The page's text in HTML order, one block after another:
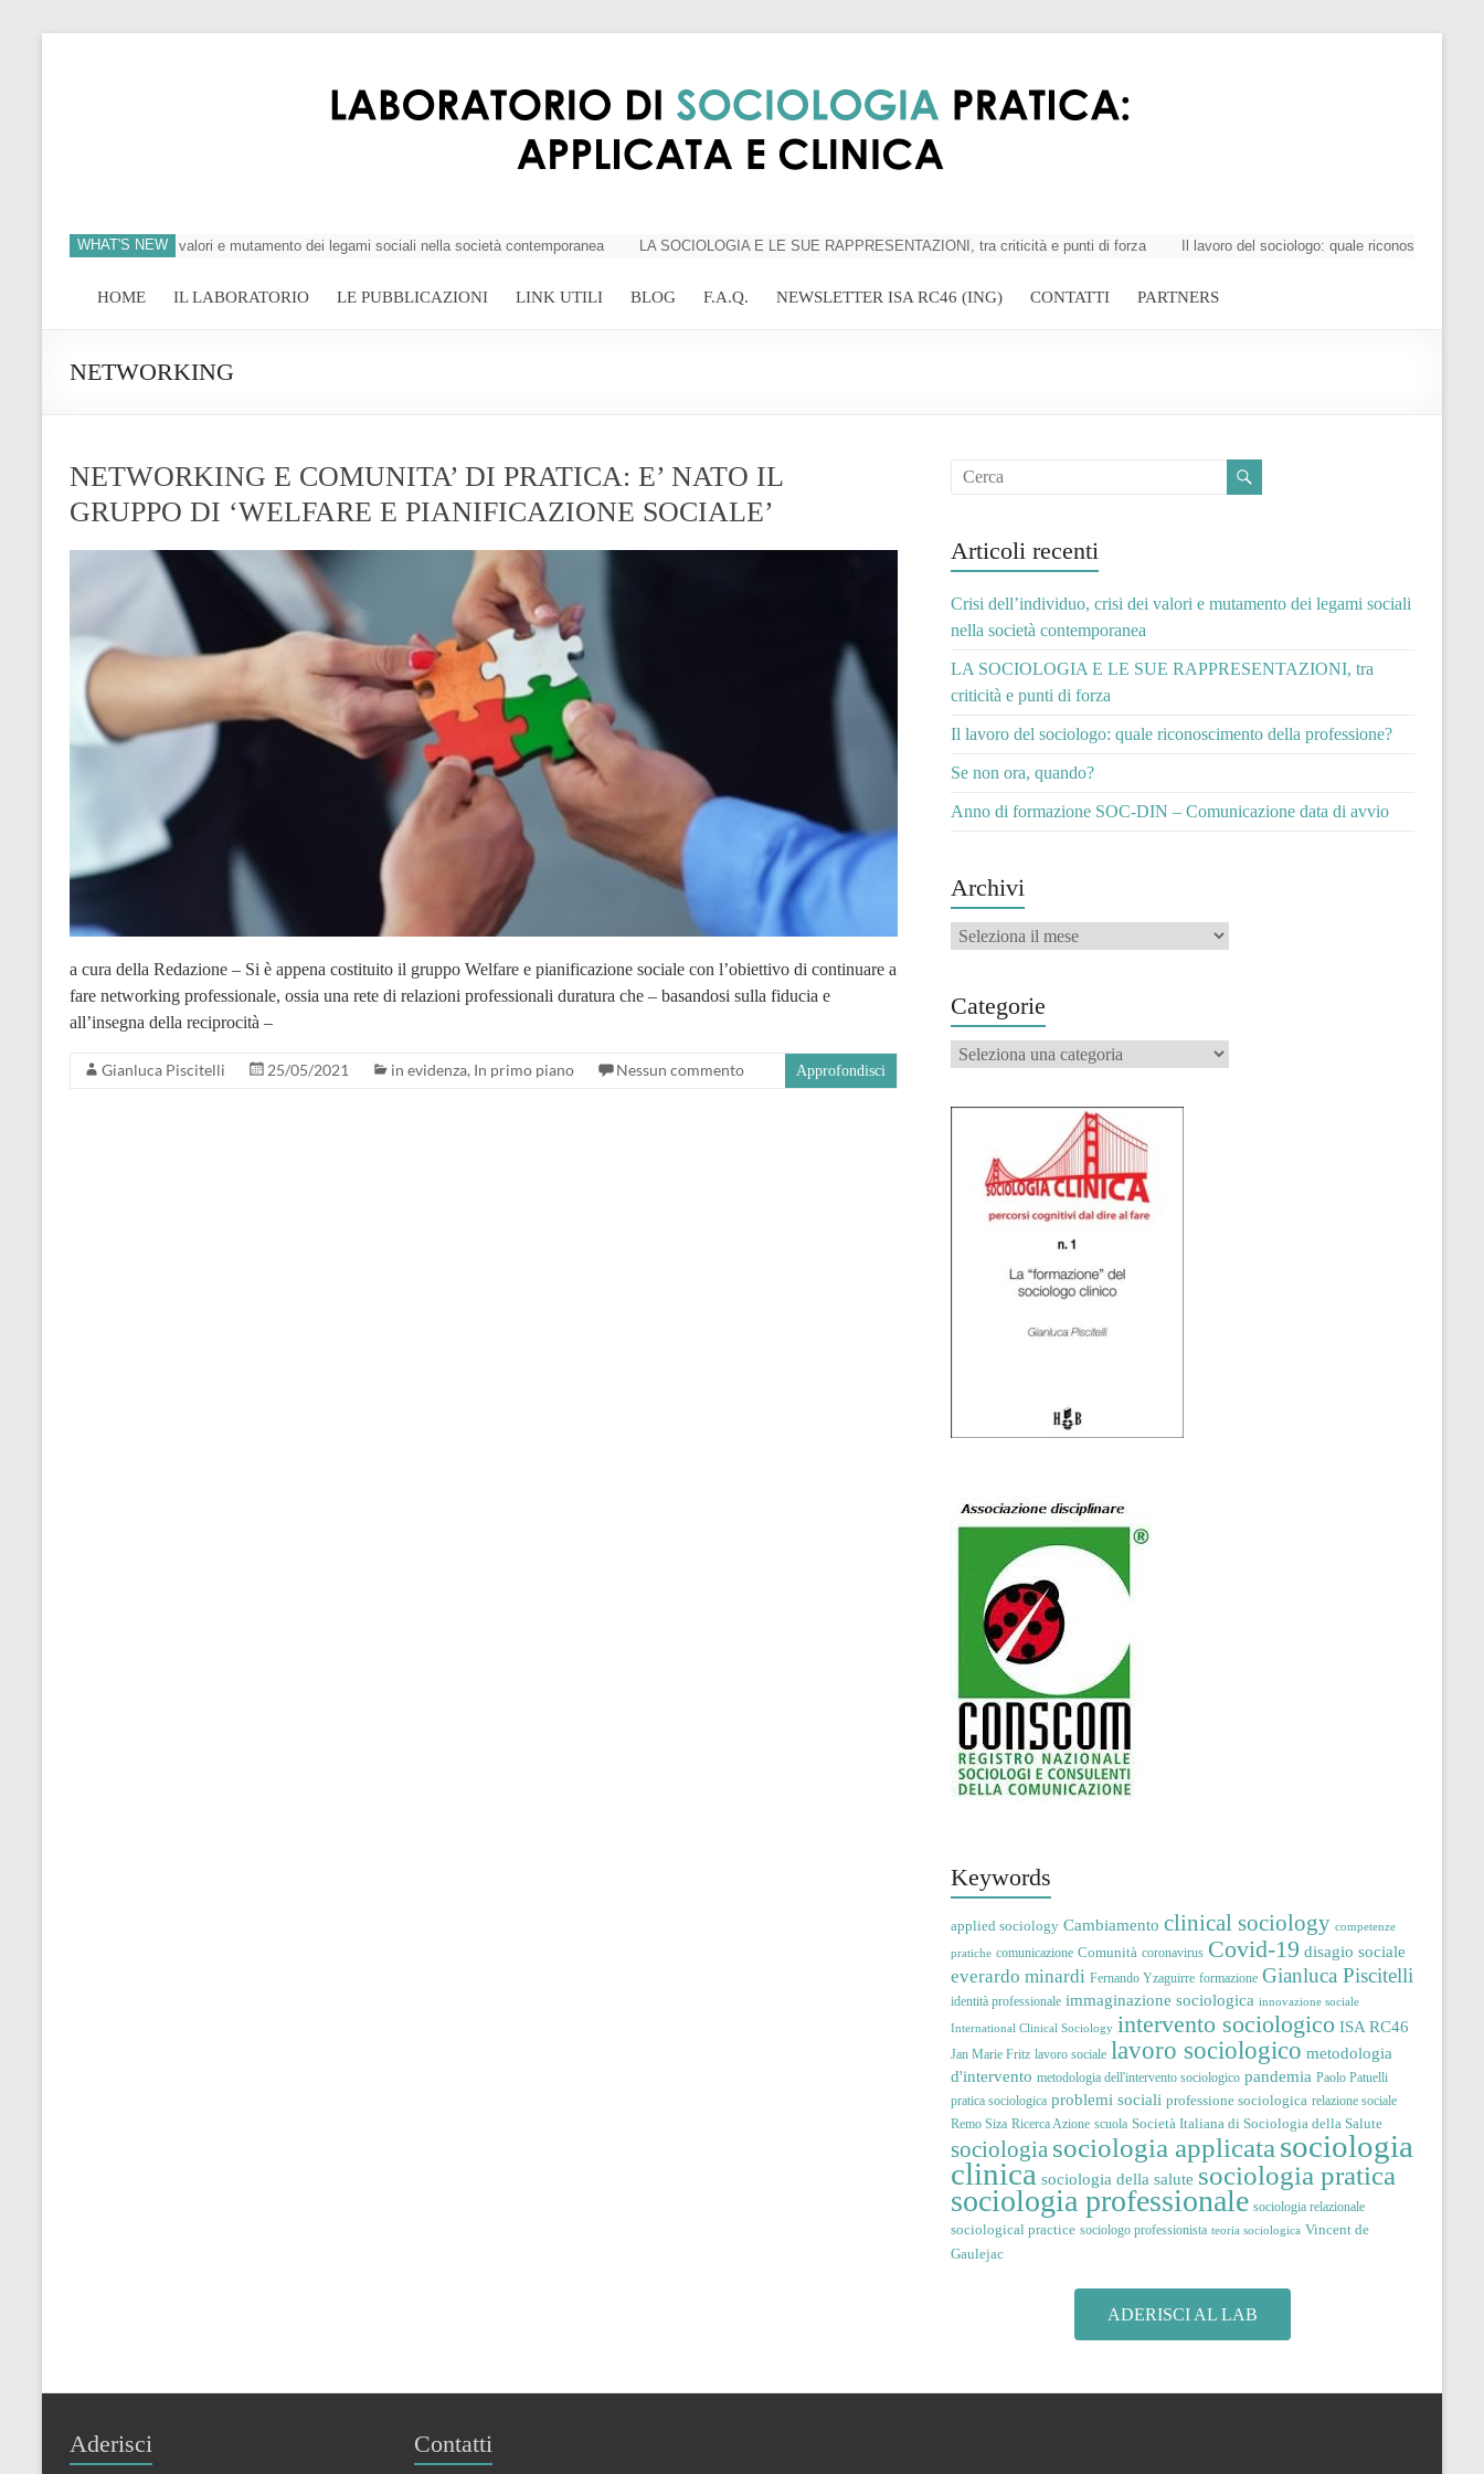
WHAT'S NEW
dell’individuo, crisi dei valori e mutamento dei legami sociali nella società contemporanea LA SOCIOLOGIA E LE SUE RAPPRESENTAZIONI, tra criticità e punti di forza Il lavoro del sociologo: quale riconoscimento della
HOME IL LABORATORIO LE PUBBLICAZIONI LINK UTILI BLOG F.A.Q. NEWSLETTER ISA RC46 (ING) CONTATTI PARTNERS
NETWORKING
NETWORKING E COMUNITA’ DI PRATICA: E’ NATO IL
GRUPPO DI ‘WELFARE E PIANIFICAZIONE SOCIALE’
a cura della Redazione – Si è appena costituito il gruppo Welfare e pianificazione sociale con l’obiettivo di continuare a
fare networking professionale, ossia una rete di relazioni professionali duratura che – basandosi sulla fiducia e
all’insegna della reciprocità –
Gianluca Piscitelli 25/05/2021 in evidenza, In primo piano Nessun commento Approfondisci
Articoli recenti
Crisi dell’individuo, crisi dei valori e mutamento dei legami sociali
nella società contemporanea
LA SOCIOLOGIA E LE SUE RAPPRESENTAZIONI, tra
criticità e punti di forza
Il lavoro del sociologo: quale riconoscimento della professione?
Se non ora, quando?
Anno di formazione SOC-DIN – Comunicazione data di avvio
Archivi
Archivi
Categorie
Categorie
Keywords
applied sociology Cambiamento clinical sociology competenze
pratiche comunicazione Comunità coronavirus Covid-19 disagio sociale
everardo minardi Fernando Yzaguirre formazione Gianluca Piscitelli
identità professionale immaginazione sociologica innovazione sociale
International Clinical Sociology intervento sociologico ISA RC46
Jan Marie Fritz lavoro sociale lavoro sociologico metodologia
d'intervento metodologia dell'intervento sociologico pandemia Paolo Patuelli
pratica sociologica problemi sociali professione sociologica relazione sociale
Remo Siza Ricerca Azione scuola Società Italiana di Sociologia della Salute
sociologia sociologia applicata sociologia
clinica sociologia della salute sociologia pratica
sociologia professionale sociologia relazionale
sociological practice sociologo professionista teoria sociologica Vincent de
Gaulejac
ADERISCI AL LAB
Aderisci Contatti